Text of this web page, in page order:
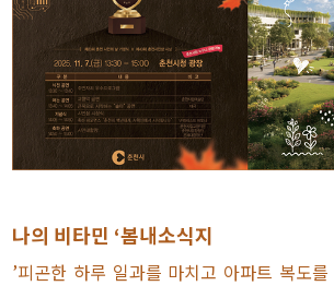
나의 비타민 ‘봄내소식지
’피곤한 하루 일과를 마치고 아파트 복도